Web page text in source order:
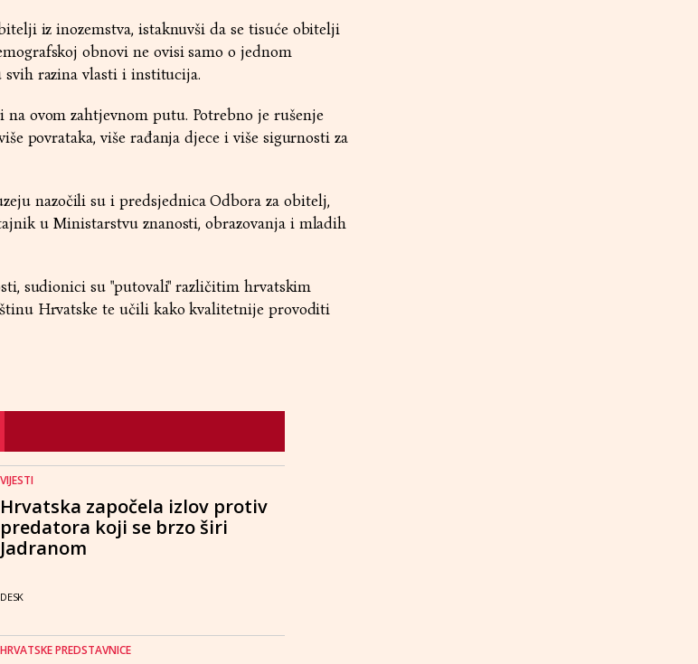
iz inozemstva, istaknuvši da se tisuće obitelji
obnovi ne ovisi samo o jednom
razina vlasti i institucija.
ovom zahtjevnom putu. Potrebno je rušenje
povrataka, više rađanja djece i više sigurnosti za
nazočili su i predsjednica Odbora za obitelj,
u Ministarstvu znanosti, obrazovanja i mladih
sudionici su "putovali" različitim hrvatskim
Hrvatske te učili kako kvalitetnije provoditi
VIJESTI
Hrvatska započela izlov protiv
predatora koji se brzo širi
Jadranom
DESK
HRVATSKE PREDSTAVNICE